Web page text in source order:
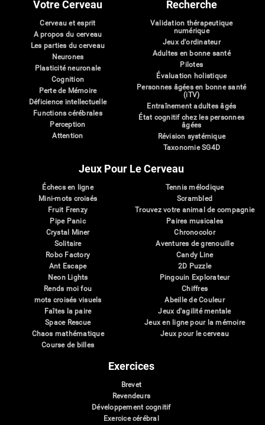
Votre Cerveau
Cerveau et esprit
A propos du cerveau
Les parties du cerveau
Neurones
Plasticité neuronale
Cognition
Perte de Mémoire
Déficience intellectuelle
Functions cérébrales
Perception
Attention
Recherche
Validation thérapeutique
numérique
Jeux d'ordinateur
Adultes en bonne santé
Pilotes
Évaluation holistique
Personnes âgées en bonne santé
(iTV)
Entraînement adultes âgés
État cognitif chez les personnes
âgées
Révision systémique
Taxonomie SG4D
Jeux Pour Le Cerveau
Échecs en ligne
Mini-mots croisés
Fruit Frenzy
Pipe Panic
Crystal Miner
Solitaire
Robo Factory
Ant Escape
Neon Lights
Rends moi fou
mots croisés visuels
Faîtes la paire
Space Rescue
Chaos mathématique
Course de billes
Tennis mélodique
Scrambled
Trouvez votre animal de compagnie
Paires musicales
Chronocolor
Aventures de grenouille
Candy Line
2D Puzzle
Pingouin Explorateur
Chiffres
Abeille de Couleur
Jeux d'agilité mentale
Jeux en ligne pour la mémoire
Jeux pour le cerveau
Exercices
Brevet
Revendeurs
Développement cognitif
Exercice cérébral